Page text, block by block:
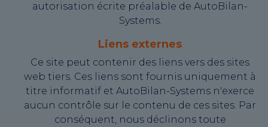
autorisation écrite préalable de AutoBilan-
Systems.
Liens externes
Ce site peut contenir des liens vers des sites
web tiers. Ces liens sont fournis uniquement à
titre informatif et AutoBilan-Systems n'exerce
aucun contrôle sur le contenu de ces sites. Par
conséquent, nous déclinons toute